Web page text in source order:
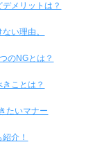
メリットは？
い理由。
のNGとは？
ことは？
たいマナー
介！